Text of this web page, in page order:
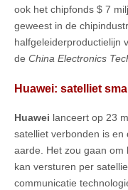
ook het chipfonds $ 7
geweest in de
halfgeleiderproductielijn
de China Electronics
Huawei: satelliet
Huawei lanceert op 23
satelliet verbonden is
aarde. Het zou gaan om
kan versturen per
communicatie